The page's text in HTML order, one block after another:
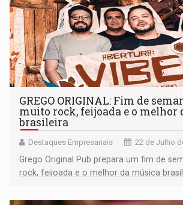
GREGO ORIGINAL: Fim de
muito rock, feijoada e o melhor
brasileira
Destaques Empresariais 22 de Julho
Grego Original Pub prepara um fim de
rock, feijoada e o melhor da música